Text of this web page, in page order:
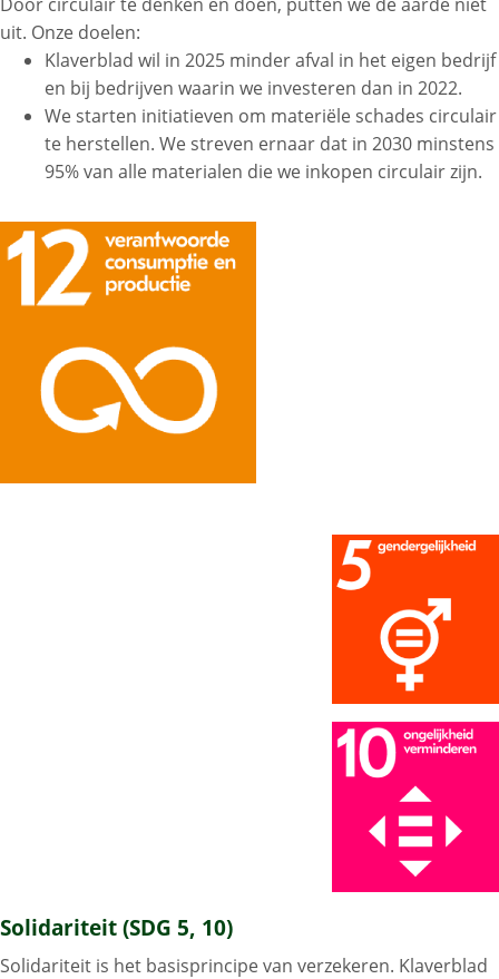
uit. Onze doelen:
Klaverblad wil in 2025 minder afval in het eigen bedrijf
en bij bedrijven waarin we investeren dan in 2022.
We starten initiatieven om materiële schades circulair
te herstellen. We streven ernaar dat in 2030 minstens
95% van alle materialen die we inkopen circulair zijn.
Solidariteit (SDG 5, 10)
Solidariteit is het basisprincipe van verzekeren. Klaverblad